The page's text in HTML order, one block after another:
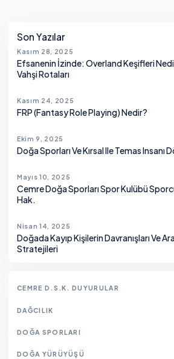
Yanı Sıra
Son Yazılar
Kasım 28, 2025
Efsanenin İzinde: Overland Keşifleri
Vahşi Rotaları
Kasım 24, 2025
FRP (Fantasy Role Playing) Nedir?
Ekim 9, 2025
Doğa Sporları Ve Kırsal Ile Temas Insanı
Mayıs 10, 2025
Cemre Doğa Sporları Spor Kulübü
Hak.
Nisan 14, 2025
Doğada Kayıp Kişilerin Davranışları Ve
Stratejileri
CEMRE D.S.K. DUYURULAR
DAĞCILIK
DOĞA SPORLARI
DOĞA YÜRÜYÜŞÜ